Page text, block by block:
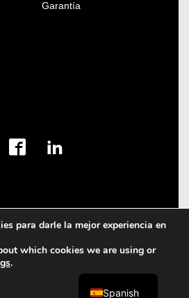
Garantía
Boart Longyear.
Política de privacidad
Política de cookies
para darle la mejor experiencia en
which cookies we are using or
.
Spanish